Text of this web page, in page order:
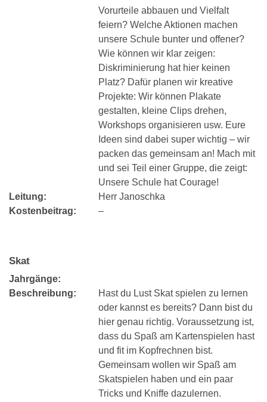
Vorurteile abbauen und Vielfalt
feiern? Welche Aktionen machen
unsere Schule bunter und offener?
Wie können wir klar zeigen:
Diskriminierung hat hier keinen
Platz? Dafür planen wir kreative
Projekte: Wir können Plakate
gestalten, kleine Clips drehen,
Workshops organisieren usw. Eure
Ideen sind dabei super wichtig – wir
packen das gemeinsam an! Mach mit
und sei Teil einer Gruppe, die zeigt:
Unsere Schule hat Courage!
Leitung:
Herr Janoschka
Kostenbeitrag:
–
Skat
Jahrgänge:
Beschreibung:
Hast du Lust Skat spielen zu lernen
oder kannst es bereits? Dann bist du
hier genau richtig. Voraussetzung ist,
dass du Spaß am Kartenspielen hast
und fit im Kopfrechnen bist.
Gemeinsam wollen wir Spaß am
Skatspielen haben und ein paar
Tricks und Kniffe dazulernen.